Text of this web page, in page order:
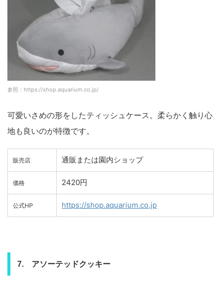
参照：https://shop.aquarium.co.jp/
可愛いさめの形をしたティッシュケース。柔らかく触り心
地も良いのが特徴です。
販売店 通販または園内ショップ
価格 2420円
公式HP https://shop.aquarium.co.jp
7. アソーテッドクッキー